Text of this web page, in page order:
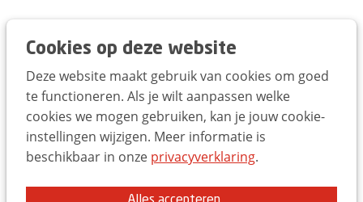
Cookies op deze website
Deze website maakt gebruik van cookies om goed
te functioneren. Als je wilt aanpassen welke
cookies we mogen gebruiken, kan je jouw cookie-
instellingen wijzigen. Meer informatie is
beschikbaar in onze privacyverklaring.
UBA Marketing &
Esports Discovery Days
Start het spel en integreer esports in uw
marketingaanpak